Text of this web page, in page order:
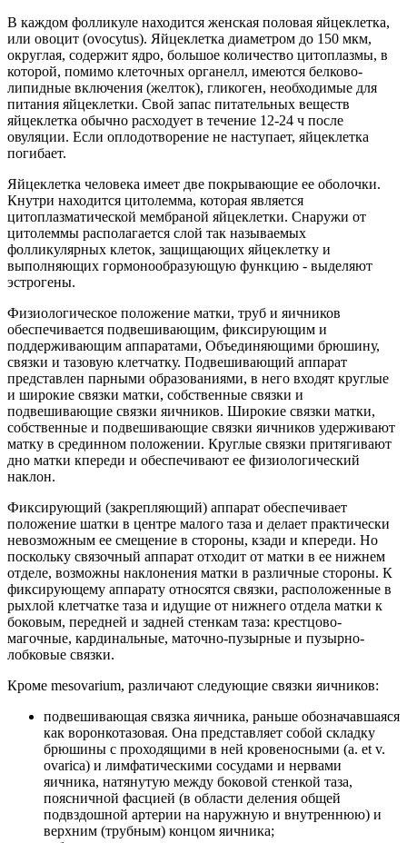
В каждом фолликуле находится женская половая яйцеклетка,
или овоцит (ovocytus). Яйцеклетка диаметром до 150 мкм,
округлая, содержит ядро, большое количество цитоплазмы, в
которой, помимо клеточных органелл, имеются белково-
липидные включения (желток), гликоген, необходимые для
питания яйцеклетки. Свой запас питательных веществ
яйцеклетка обычно расходует в течение 12-24 ч после
овуляции. Если оплодотворение не наступает, яйцеклетка
погибает.
Яйцеклетка человека имеет две покрывающие ее оболочки.
Кнутри находится цитолемма, которая является
цитоплазматической мембраной яйцеклетки. Снаружи от
цитолеммы располагается слой так называемых
фолликулярных клеток, защищающих яйцеклетку и
выполняющих гормонообразующую функцию - выделяют
эстрогены.
Физиологическое положение матки, труб и яичников
обеспечивается подвешивающим, фиксирующим и
поддерживающим аппаратами, Объединяющими брюшину,
связки и тазовую клетчатку. Подвешивающий аппарат
представлен парными образованиями, в него входят круглые
и широкие связки матки, собственные связки и
подвешивающие связки яичников. Широкие связки матки,
собственные и подвешивающие связки яичников удерживают
матку в срединном положении. Круглые связки притягивают
дно матки кпереди и обеспечивают ее физиологический
наклон.
Фиксирующий (закрепляющий) аппарат обеспечивает
положение шатки в центре малого таза и делает практически
невозможным ее смещение в стороны, кзади и кпереди. Но
поскольку связочный аппарат отходит от матки в ее нижнем
отделе, возможны наклонения матки в различные стороны. К
фиксирующему аппарату относятся связки, расположенные в
рыхлой клетчатке таза и идущие от нижнего отдела матки к
боковым, передней и задней стенкам таза: крестцово-
магочные, кардинальные, маточно-пузырные и пузырно-
лобковые связки.
Кроме mesovarium, различают следующие связки яичников:
подвешивающая связка яичника, раньше обозначавшаяся
как воронкотазовая. Она представляет собой складку
брюшины с проходящими в ней кровеносными (a. et v.
ovarica) и лимфатическими сосудами и нервами
яичника, натянутую между боковой стенкой таза,
поясничной фасцией (в области деления общей
подвздошной артерии на наружную и внутреннюю) и
верхним (трубным) концом яичника;